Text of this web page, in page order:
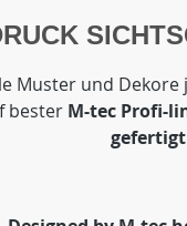
Muster und Dekore
bester M-tec Profi-
gefertigt